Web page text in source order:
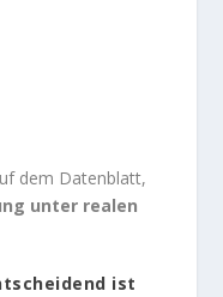
dem Datenblatt,
unter realen
ist